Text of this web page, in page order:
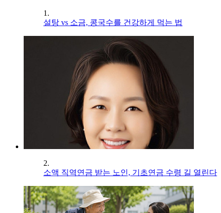
1.
설탕 vs 소금, 콩국수를 건강하게 먹는 법
2.
소액 직역연금 받는 노인, 기초연금 수령 길 열린다